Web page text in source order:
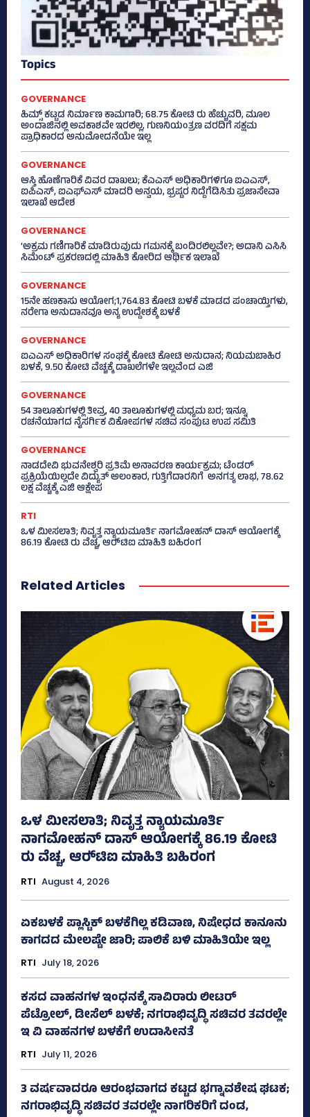
Topics
GOVERNANCE
ಹಿಮ್ಸ್‌ ಕಟ್ಟಡ ನಿರ್ಮಾಣ ಕಾಮಗಾರಿ; 68.75 ಕೋಟಿ ರು ಹೆಚ್ಚುವರಿ, ಮೂಲ
ಅಂದಾಜಿನಲ್ಲಿ ಅವಕಾಶವೇ ಇರಲಿಲ್ಲ, ಗುಣನಿಯಂತ್ರಣ ವರದಿಗೆ ಸಕ್ಷಮ
ಪ್ರಾಧಿಕಾರದ ಅನುಮೋದನೆಯೇ ಇಲ್ಲ
GOVERNANCE
ಆಸ್ತಿ ಹೊಣೆಗಾರಿಕೆ ವಿವರ ದಾಖಲು; ಕೆಎಎಸ್ ಅಧಿಕಾರಿಗಳಿಗೂ ಐಎಎಸ್‌,
ಐಪಿಎಸ್‌, ಐಎಫ್‌ಎಸ್‌ ಮಾದರಿ ಅನ್ವಯ, ಭ್ರಷ್ಟರ ನಿದ್ದೆಗೆಡಿಸಿತು ಪ್ರಜಾಸೇವಾ
ಇಲಾಖೆ ಆದೇಶ
GOVERNANCE
‘ಅಕ್ರಮ ಗಣಿಗಾರಿಕೆ ಮಾಡಿರುವುದು ಗಮನಕ್ಕೆ ಬಂದಿರಲಿಲ್ಲವೇ?; ಅದಾನಿ ಎಸಿಸಿ
ಸಿಮೆಂಟ್ ಪ್ರಕರಣದಲ್ಲಿ ಮಾಹಿತಿ ಕೋರಿದ ಆರ್ಥಿಕ ಇಲಾಖೆ
GOVERNANCE
15ನೇ ಹಣಕಾಸು ಆಯೋಗ;1,764.83 ಕೋಟಿ ಬಳಕೆ ಮಾಡದ ಪಂಚಾಯ್ತಿಗಳು,
ನರೇಗಾ ಅನುದಾನವೂ ಅನ್ಯ ಉದ್ದೇಶಕ್ಕೆ ಬಳಕೆ
GOVERNANCE
ಐಎಎಸ್‌ ಅಧಿಕಾರಿಗಳ ಸಂಘಕ್ಕೆ ಕೋಟಿ ಕೋಟಿ ಅನುದಾನ; ನಿಯಮಬಾಹಿರ
ಬಳಕೆ, 9.50 ಕೋಟಿ ವೆಚ್ಚಕ್ಕೆ ದಾಖಲೆಗಳೇ ಇಲ್ಲವೆಂದ ಎಜಿ
GOVERNANCE
54 ತಾಲೂಕುಗಳಲ್ಲಿ ತೀವ್ರ, 40 ತಾಲೂಕುಗಳಲ್ಲಿ ಮಧ್ಯಮ ಬರ; ಇನ್ನೂ
ರಚನೆಯಾಗದ ನೈಸರ್ಗಿಕ ವಿಕೋಪಗಳ ಸಚಿವ ಸಂಪುಟ ಉಪ ಸಮಿತಿ
GOVERNANCE
ನಾಡದೇವಿ ಭುವನೇಶ್ವರಿ ಪ್ರತಿಮೆ ಅನಾವರಣ ಕಾರ್ಯಕ್ರಮ; ಟೆಂಡರ್
ಪ್ರಕ್ರಿಯೆಯಿಲ್ಲದೇ ವಿದ್ಯುತ್‌ ಅಲಂಕಾರ, ಗುತ್ತಿಗೆದಾರನಿಗೆ ಅನಗತ್ಯ ಲಾಭ, 78.62
ಲಕ್ಷ ವೆಚ್ಚಕ್ಕೆ ಎಜಿ ಆಕ್ಷೇಪ
RTI
ಒಳ ಮೀಸಲಾತಿ; ನಿವೃತ್ತ ನ್ಯಾಯಮೂರ್ತಿ ನಾಗಮೋಹನ್ ದಾಸ್ ಆಯೋಗಕ್ಕೆ
86.19 ಕೋಟಿ ರು ವೆಚ್ಚ, ಆರ್‍‌ಟಿಐ ಮಾಹಿತಿ ಬಹಿರಂಗ
Related Articles
ಒಳ ಮೀಸಲಾತಿ; ನಿವೃತ್ತ ನ್ಯಾಯಮೂರ್ತಿ
ನಾಗಮೋಹನ್ ದಾಸ್ ಆಯೋಗಕ್ಕೆ 86.19 ಕೋಟಿ
ರು ವೆಚ್ಚ, ಆರ್‍‌ಟಿಐ ಮಾಹಿತಿ ಬಹಿರಂಗ
RTI August 4, 2026
ಏಕಬಳಕೆ ಪ್ಲಾಸ್ಟಿಕ್‌ ಬಳಕೆಗಿಲ್ಲ ಕಡಿವಾಣ, ನಿಷೇಧದ ಕಾನೂನು
ಕಾಗದದ ಮೇಲಷ್ಟೇ ಜಾರಿ; ಪಾಲಿಕೆ ಬಳಿ ಮಾಹಿತಿಯೇ ಇಲ್ಲ
RTI July 18, 2026
ಕಸದ ವಾಹನಗಳ ಇಂಧನಕ್ಕೆ ಸಾವಿರಾರು ಲೀಟರ್‌
ಪೆಟ್ರೋಲ್, ಡೀಸೆಲ್ ಬಳಕೆ; ನಗರಾಭಿವೃದ್ಧಿ ಸಚಿವರ ತವರಲ್ಲೇ
ಇ ವಿ ವಾಹನಗಳ ಬಳಕೆಗೆ ಉದಾಸೀನತೆ
RTI July 11, 2026
3 ವರ್ಷವಾದರೂ ಆರಂಭವಾಗದ ಕಟ್ಟಡ ಭಗ್ನಾವಶೇಷ ಘಟಕ;
ನಗರಾಭಿವೃದ್ಧಿ ಸಚಿವರ ತವರಲ್ಲೇ ನಾಗರಿಕರಿಗೆ ದಂಡ,